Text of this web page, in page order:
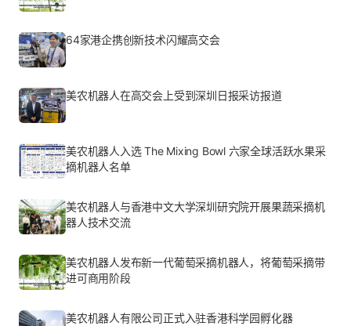
64家港企携创新技术闪耀高交会
美农机器人在高交会上受到深圳日报采访报道
美农机器人入选 The Mixing Bowl 六家全球活跃水果采
摘机器人名单
美农机器人与香港中文大学深圳研究院开展果蔬采摘机
器人技术交流
美农机器人发布新一代葡萄采摘机器人，将葡萄采摘带
进可商用阶段
美农机器人有限公司正式入驻香港科学园孵化器